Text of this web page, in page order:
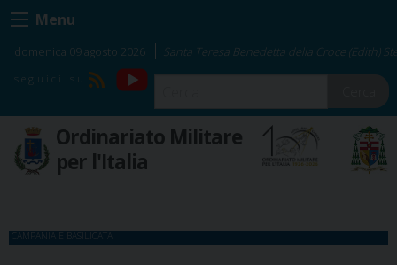
Skip
to
content
Menu
domenica 09 agosto 2026 Santa Teresa Benedetta della Croce (Edith)
RSS
YouTube
Ordinariato Militare
per l'Italia
CAMPANIA E BASILICATA